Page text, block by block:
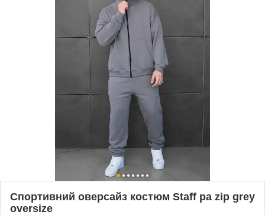
Спортивний оверсайз костюм Staff pa zip grey
oversize